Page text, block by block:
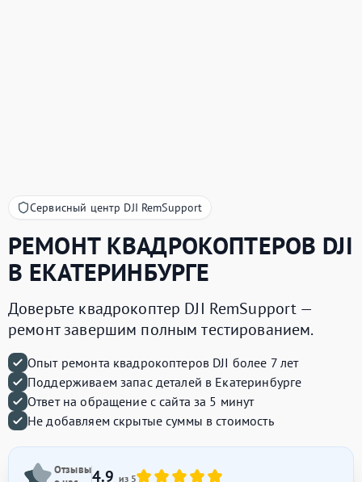
Сервисный центр DJI RemSupport
РЕМОНТ КВАДРОКОПТЕРОВ DJI
В ЕКАТЕРИНБУРГЕ
Доверьте квадрокоптер DJI RemSupport —
ремонт завершим полным тестированием.
Опыт ремонта квадрокоптеров DJI более 7 лет
Поддерживаем запас деталей в Екатеринбурге
Ответ на обращение с сайта за 5 минут
Не добавляем скрытые суммы в стоимость
Отзывы4.9 из 5